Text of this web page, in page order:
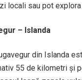
locali sau pot
– Islanda
din Islanda
55 de kilometri și